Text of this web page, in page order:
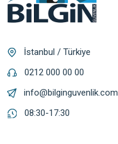
İstanbul / Türkiye
0212 000 00 00
info@bilginguvenlik.com
08:30-17:30